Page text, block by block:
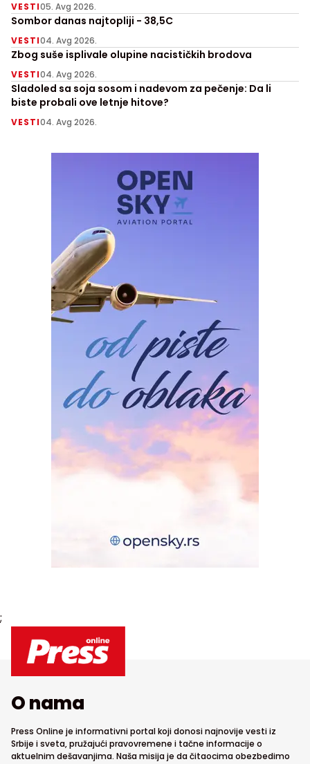
VESTI05. Avg 2026.
Sombor danas najtopliji - 38,5C
VESTI04. Avg 2026.
Zbog suše isplivale olupine nacističkih brodova
VESTI04. Avg 2026.
Sladoled sa soja sosom i nadevom za pečenje: Da li
biste probali ove letnje hitove?
VESTI04. Avg 2026.
;
O nama
Press Online je informativni portal koji donosi najnovije vesti iz
Srbije i sveta, pružajući pravovremene i tačne informacije o
aktuelnim dešavanjima. Naša misija je da čitaocima obezbedimo